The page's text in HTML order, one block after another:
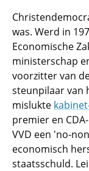
was. Werd in
Economische
ministerschap
voorzitter van
steunpilaar van
mislukte
premier en
VVD een 'no-
economisch
staatsschuld.